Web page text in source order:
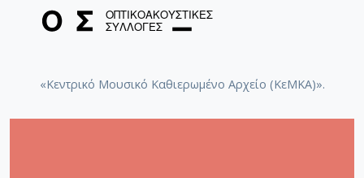
«Κεντρικό Μουσικό Καθιερωμένο Αρχείο (ΚεΜΚΑ)».